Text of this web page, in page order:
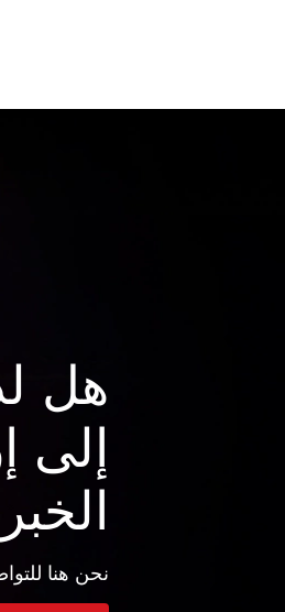
هل
إلى
نحن هنا